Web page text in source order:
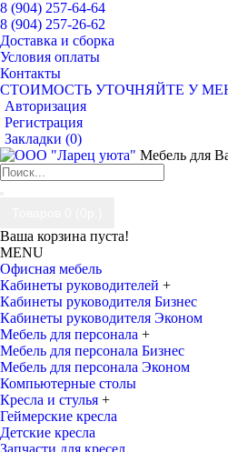
8 (904) 257-64-64
8 (904) 257-26-62
Доставка и сборка
Условия оплаты
Контакты
СТОИМОСТЬ УТОЧНЯЙТЕ У
Авторизация
Регистрация
Закладки (0)
Мебель для
Ваша корзина пуста!
MENU
Офисная мебель
Кабинеты руководителей +
Кабинеты руководителя Бизнес
Кабинеты руководителя Эконом
Мебель для персонала +
Мебель для персонала Бизнес
Мебель для персонала Эконом
Компьютерные столы
Кресла и стулья +
Геймерские кресла
Детские кресла
Запчасти для кресел